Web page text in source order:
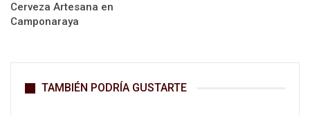
Cerveza Artesana en
Camponaraya
TAMBIÉN PODRÍA GUSTARTE